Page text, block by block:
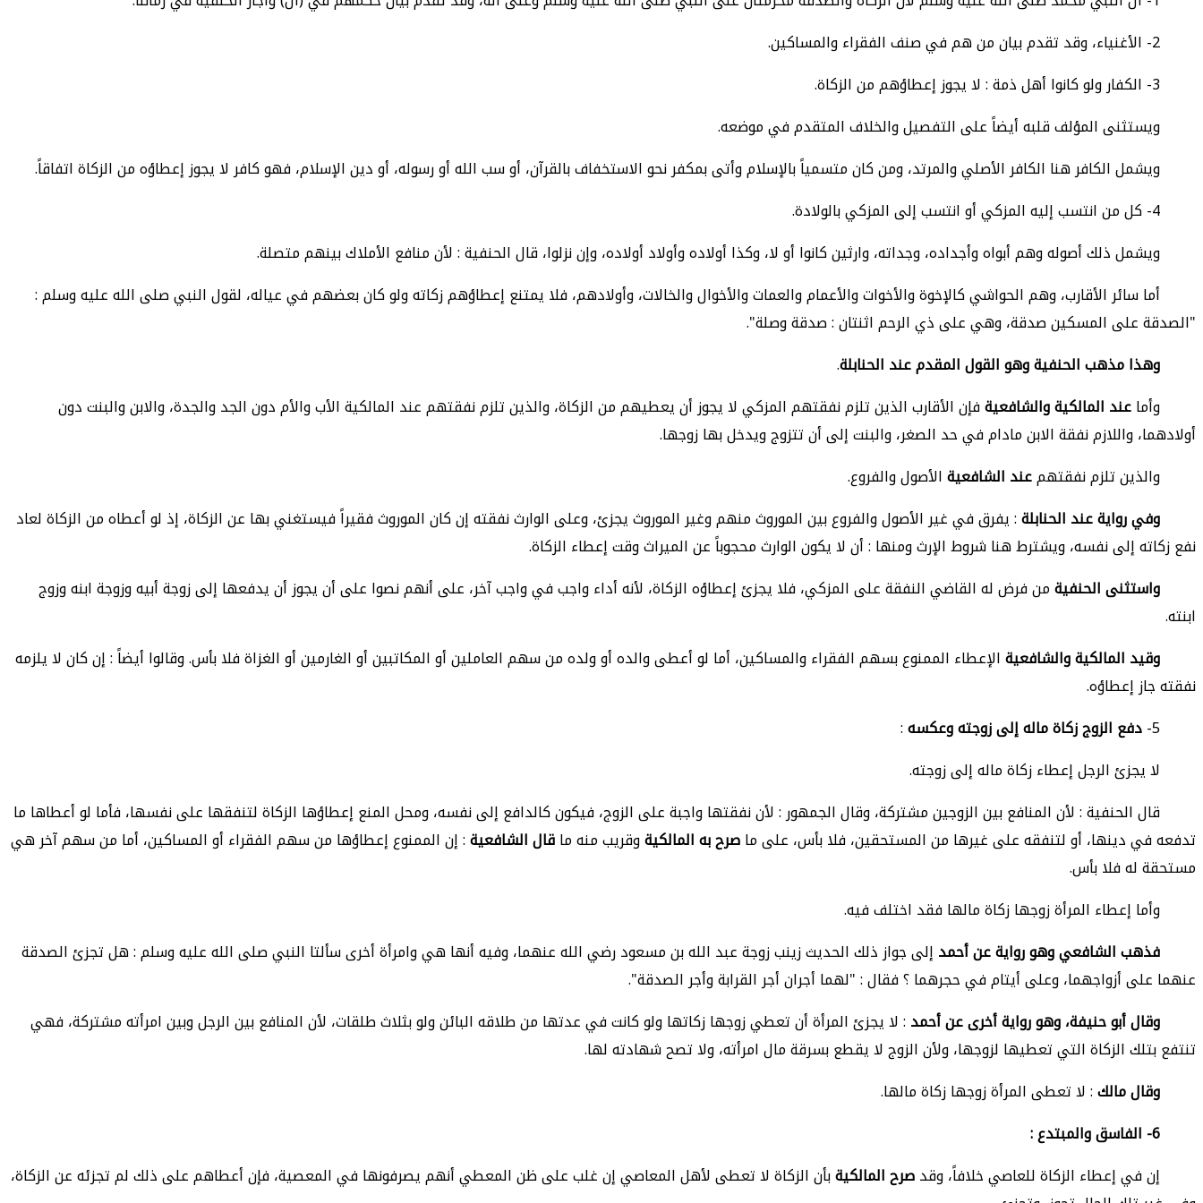
الأغنياء، وقد تقدم بيان من هم في صنف الفقراء والمساكين.
الكفار ولو كانوا أهل ذمة : لا يجوز إعطاؤهم من الزكاة.
ويستثنى المؤلف قلبه أيضاً على التفصيل والخلاف المتقدم في موضعه.
ويشمل الكافر هنا الكافر الأصلي والمرتد، ومن كان متسمياً بالإسلام وأتى بمكفر نحو الاستخفاف بالقرآن، أو سب الله أو رسوله، أو دين الإسلام، فهو كافر لا يجوز إعطاؤه من الزكاة اتفاقاً.
كل من انتسب إليه المزكي أو انتسب إلى المزكي بالولادة.
ويشمل ذلك أصوله وهم أبواه وأجداده، وجداته، وارثين كانوا أو لا، وكذا أولاده وأولاد أولاده، وإن نزلوا، قال الحنفية : لأن منافع الأملاك بينهم متصلة.
أما سائر الأقارب، وهم الحواشي كالإخوة والأخوات والأعمام والعمات والأخوال والخالات، وأولادهم، فلا يمتنع إعطاؤهم زكاته ولو كان بعضهم في عياله، لقول النبي صلى الله عليه وسلم :
"الصدقة على المسكين صدقة، وهي على ذي الرحم اثنتان : صدقة وصلة".
وهذا مذهب الحنفية وهو القول المقدم عند الحنابلة.
وأماعند المالكية والشافعيةفإن الأقارب الذين تلزم نفقتهم المزكي لا يجوز أن يعطيهم من الزكاة، والذين تلزم نفقتهم عند المالكية الأب والأم دون الجد والجدة، والابن والبنت دون
أولادهما، واللازم نفقة الابن مادام في حد الصغر، والبنت إلى أن تتزوج ويدخل بها زوجها.
والذين تلزم نفقتهمعند الشافعيةالأصول والفروع.
وفي رواية عند الحنابلة: يفرق في غير الأصول والفروع بين الموروث منهم وغير الموروث يجزئ، وعلى الوارث نفقته إن كان الموروث فقيراً فيستغني بها عن الزكاة، إذ لو أعطاه من الزكاة لعاد
نفع زكاته إلى نفسه، ويشترط هنا شروط الإرث ومنها : أن لا يكون الوارث محجوباً عن الميراث وقت إعطاء الزكاة.
واستثنى الحنفيةمن فرض له القاضي النفقة على المزكي، فلا يجزئ إعطاؤه الزكاة، لأنه أداء واجب في واجب آخر، على أنهم نصوا على أن يجوز أن يدفعها إلى زوجة أبيه وزوجة ابنه وزوج
ابنته.
وقيد المالكية والشافعيةالإعطاء الممنوع بسهم الفقراء والمساكين، أما لو أعطى والده أو ولده من سهم العاملين أو المكاتبين أو الغارمين أو الغزاة فلا بأس. وقالوا أيضاً : إن كان لا يلزمه
نفقته جاز إعطاؤه.
دفع الزوج زكاة ماله إلى زوجته وعكسه:
لا يجزئ الرجل إعطاء زكاة ماله إلى زوجته.
قال الحنفية : لأن المنافع بين الزوجين مشتركة، وقال الجمهور : لأن نفقتها واجبة على الزوج، فيكون كالدافع إلى نفسه، ومحل المنع إعطاؤها الزكاة لتنفقها على نفسها، فأما لو أعطاها ما
تدفعه في دينها، أو لتنفقه على غيرها من المستحقين، فلا بأس، على ماصرح به المالكيةوقريب منه ماقال الشافعية: إن الممنوع إعطاؤها من سهم الفقراء أو المساكين، أما من سهم آخر هي
مستحقة له فلا بأس.
وأما إعطاء المرأة زوجها زكاة مالها فقد اختلف فيه.
فذهب الشافعي وهو رواية عن أحمدإلى جواز ذلك الحديث زينب زوجة عبد الله بن مسعود رضي الله عنهما، وفيه أنها هي وامرأة أخرى سألتا النبي صلى الله عليه وسلم : هل تجزئ الصدقة
عنهما على أزواجهما، وعلى أيتام في حجرهما ؟ فقال : "لهما أجران أجر القرابة وأجر الصدقة".
وقال أبو حنيفة، وهو رواية أخرى عن أحمد : لا يجزئ المرأة أن تعطي زوجها زكاتها ولو كانت في عدتها من طلاقه البائن ولو بثلاث طلقات، لأن المنافع بين الرجل وبين امرأته مشتركة، فهي
تنتفع بتلك الزكاة التي تعطيها لزوجها، ولأن الزوج لا يقطع بسرقة مال امرأته، ولا تصح شهادته لها.
وقال مالك: لا تعطى المرأة زوجها زكاة مالها.
6- الفاسق والمبتدع :
إن في إعطاء الزكاة للعاصي خلافاً، وقدصرح المالكيةبأن الزكاة لا تعطى لأهل المعاصي إن غلب على ظن المعطي أنهم يصرفونها في المعصية، فإن أعطاهم على ذلك لم تجزئه عن الزكاة،